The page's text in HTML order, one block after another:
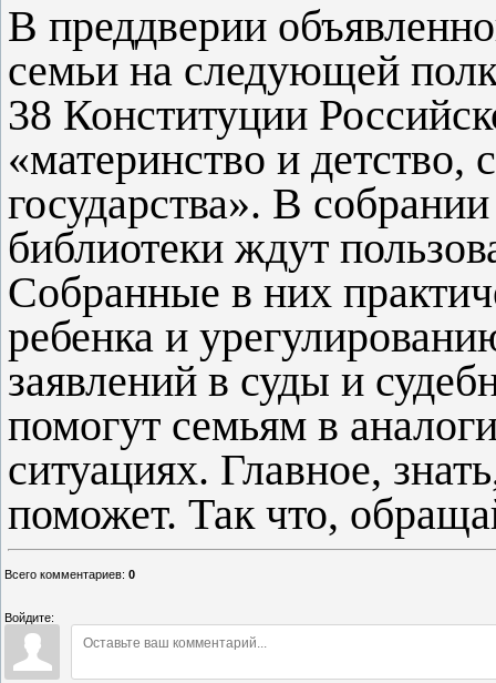
В преддверии
семьи на следующей
38 Конституции
«материнство и детство,
государства». В
библиотеки ждут
Собранные в них
ребенка и
заявлений в суды и
помогут семьям в
ситуациях. Главное,
поможет. Так что,
Всего комментариев: 0
Войдите: